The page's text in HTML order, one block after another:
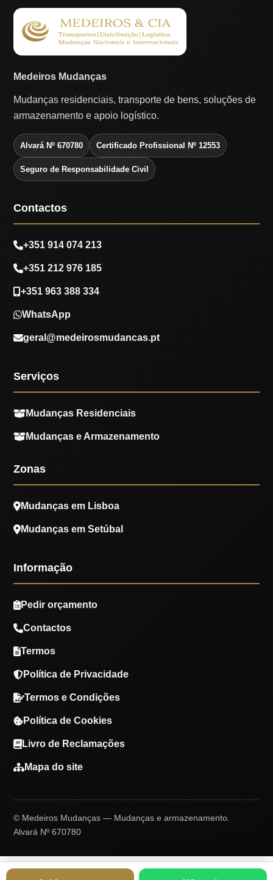
Medeiros Mudanças
Mudanças residenciais, transporte de bens, soluções de
armazenamento e apoio logístico.
Alvará Nº 670780 Certificado Profissional Nº 12553
Seguro de Responsabilidade Civil
Contactos
+351 914 074 213
+351 212 976 185
+351 963 388 334
WhatsApp
geral@medeirosmudancas.pt
Serviços
Mudanças Residenciais
Mudanças e Armazenamento
Zonas
Mudanças em Lisboa
Mudanças em Setúbal
Informação
Pedir orçamento
Contactos
Termos
Política de Privacidade
Termos e Condições
Política de Cookies
Livro de Reclamações
Mapa do site
© Medeiros Mudanças — Mudanças e armazenamento.
Alvará Nº 670780